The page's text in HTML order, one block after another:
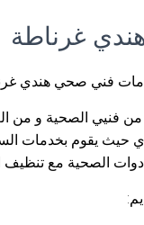
غرناطة
فني صحي هندي
من فنيي الصحية و من
حيث يقوم بخدمات
الصحية مع تنظيف